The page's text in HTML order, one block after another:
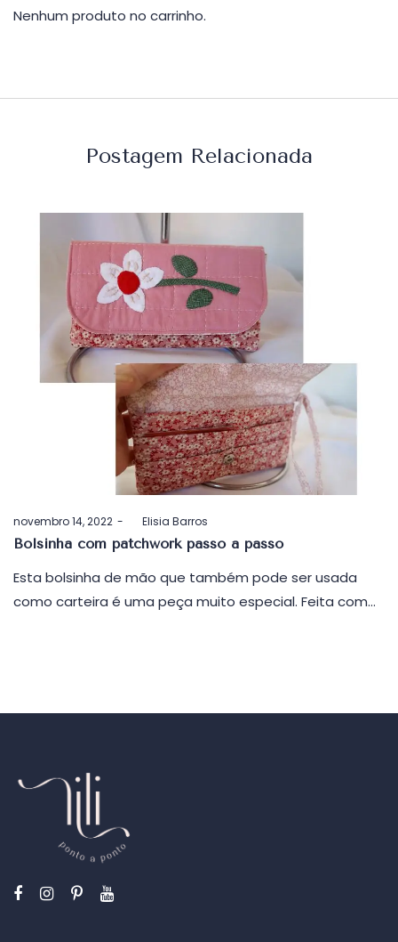
Nenhum produto no carrinho.
Postagem Relacionada
Postado
em
novembro 14, 2022 byElisia Barros
Bolsinha com patchwork passo a passo
Esta bolsinha de mão que também pode ser usada
como carteira é uma peça muito especial. Feita com…